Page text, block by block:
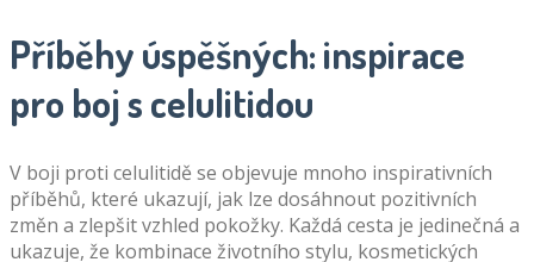
Příběhy úspěšných: inspirace
pro boj s celulitidou
V boji proti celulitidě se objevuje mnoho inspirativních
příběhů, které ukazují, jak lze dosáhnout pozitivních
změn a zlepšit vzhled pokožky. Každá cesta je jedinečná a
ukazuje, že kombinace životního stylu, kosmetických